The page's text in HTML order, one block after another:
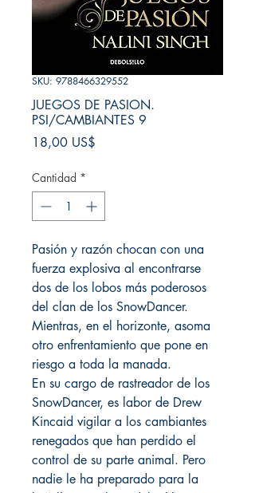
SKU: 9788466329552
JUEGOS DE PASION.
PSI/CAMBIANTES 9
18,00 US$
Cantidad *
Pasión y razón chocan con una
fuerza explosiva al encontrarse
dos de los lobos más poderosos
del clan de los SnowDancer.
Mientras, en el horizonte, asoma
otro enfrentamiento que pone en
riesgo a toda la manada.
En su cargo de rastreador de los
SnowDancer, es labor de Drew
Kincaid vigilar a los cambiantes
renegados que han perdido el
control de su parte animal. Pero
nadie le ha preparado para la